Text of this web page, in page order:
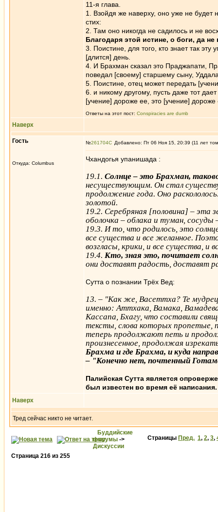
11-я глава.
1. Взойдя же наверху, оно уже не будет
стих:
2. Там оно никогда не садилось и не
Благодаря этой истине, о боги, да
3. Поистине, для того, кто знает так
[длится] день.
4. И Брахман сказал это Праджапати,
поведал [своему] старшему сыну,
5. Поистине, отец может передать
6. и никому другому, пусть даже тот
[учение] дороже ее, это [учение] дороже
Ответы на этот пост: Conspiracies are dumb
Наверх
Гость
Откуда: Columbus
№261704 Добавлено: Пт 06 Ноя 15, 20:39 (11 лет
Чхандогья упанишада :
19.1. Солнце – это Брахман,
несуществующим. Он стал
продолжение года. Оно
золотой.
19.2. Серебряная [половина] – эта
оболочка – облака и туман,
19.3. И то, что родилось, это
все существа и все желанное.
возгласы, крики, и все существа, и
19.4. Кто, зная это, почитает
они доставят радость, доставят
Сутта о познании Трёх Вед:
13. – "Как же, Васеттха? Те
именно: Аттхака, Вамака,
Кассапа, Бхагу, что составили
тексты, слова которых пропетые,
теперь продолжают петь и
произнесенное, продолжая
Брахма и где Брахма, и куда
– "Конечно нет, почтенный
Палийская Сутта является
был известен во время её написания.
Наверх
Тред сейчас никто не читает.
Буддийские
форумы ->
Дискуссии
Страницы Пред. 1, 2, 3,
Страница 216 из 255